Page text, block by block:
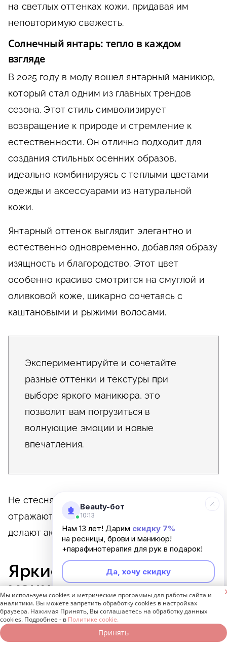
на светлых оттенках кожи, придавая им
неповторимую свежесть.
Солнечный янтарь: тепло в каждом
взгляде
В 2025 году в моду вошел янтарный маникюр,
который стал одним из главных трендов
сезона. Этот стиль символизирует
возвращение к природе и стремление к
естественности. Он отлично подходит для
создания стильных осенних образов,
идеально комбинируясь с теплыми цветами
одежды и аксессуарами из натуральной
кожи.
Янтарный оттенок выглядит элегантно и
естественно одновременно, добавляя образу
изящность и благородство. Этот цвет
особенно красиво смотрится на смуглой и
оливковой коже, шикарно сочетаясь с
каштановыми и рыжими волосами.
Экспериментируйте и сочетайте
разные оттенки и текстуры при
выборе яркого маникюра, это
позволит вам погрузиться в
волнующие эмоции и новые
впечатления.
Не стесняйтесь искать те цвета, которые
отражают ваше внутреннее состояние и
делают акцент на индивидуальности.
Яркие дизайны
маникюра 2025 года
В 2025 году маникюрное искусство радует
глаз разнообразием ярких дизайнов ногтей.
Beauty-бот
10:13
Нам 13 лет! Дарим скидку 7%
на ресницы, брови и маникюр!
+парафинотерапия для рук в подарок!
Да, хочу скидку
Неинтересно
Мы используем cookies и метрические программы для работы сайта и
аналитики. Вы можете запретить обработку cookies в настройках
браузера. Нажимая Принять, Вы соглашаетесь на обработку данных
cookies. Подробнее - в Политике cookie.
Принять